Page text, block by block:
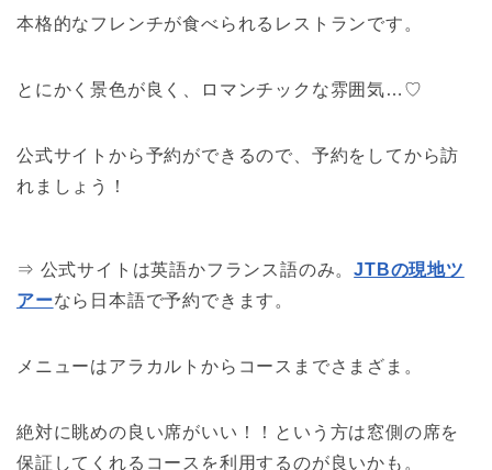
本格的なフレンチが食べられるレストランです。
とにかく景色が良く、ロマンチックな雰囲気…♡
公式サイトから予約ができるので、予約をしてから訪
れましょう！
⇒ 公式サイトは英語かフランス語のみ。JTBの現地ツ
アーなら日本語で予約できます。
メニューはアラカルトからコースまでさまざま。
絶対に眺めの良い席がいい！！という方は窓側の席を
保証してくれるコースを利用するのが良いかも。